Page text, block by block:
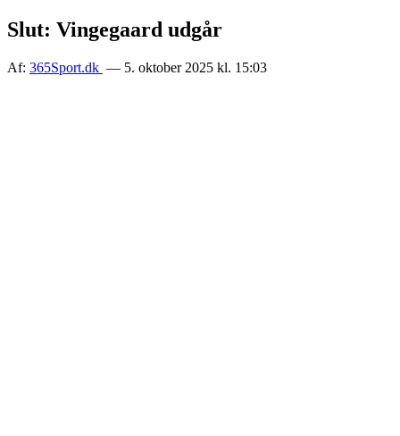
Slut: Vingegaard udgår
Af: 365Sport.dk — 5. oktober 2025 kl. 15:03